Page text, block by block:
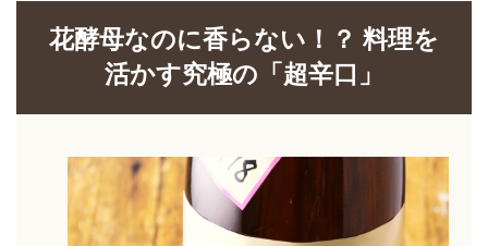
花酵母なのに香らない！？ 料理を
活かす究極の「超辛口」